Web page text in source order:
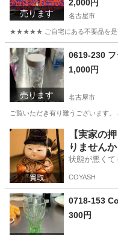
売ります
2,000円
名古屋市
★★★★★ ご自宅にある不要品を是非
愛知 名古屋市
売ります
0619-230
1,000円
名古屋市
ご覧いただき有り難うございます
愛知 名古屋市 食器
【実家の
りませんか
状態が悪くて
COYASH
0718-153
300円